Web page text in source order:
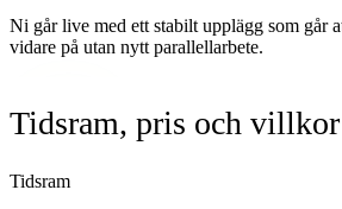
Ni går live med ett stabilt upplägg som går
vidare på utan nytt parallellarbete.
Tidsram, pris och villkor
Tidsram